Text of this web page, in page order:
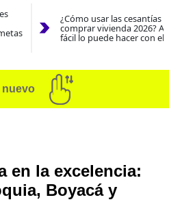
¿Cómo usar las cesantías
comprar vivienda 2026?
fácil lo puede hacer con el
en la excelencia:
Boyacá y